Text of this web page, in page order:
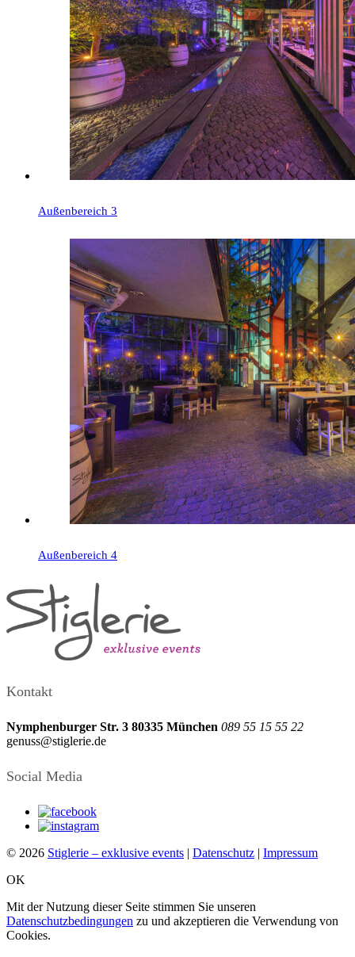
Außenbereich 3
Außenbereich 4
Kontakt
Nymphenburger Str. 3 80335 München 089 55 15 55 22
genuss@stiglerie.de
Social Media
© 2026 Stiglerie – exklusive events | Datenschutz | Impressum
OK
Mit der Nutzung dieser Seite stimmen Sie unseren
Datenschutzbedingungen zu und akzeptieren die Verwendung von
Cookies.